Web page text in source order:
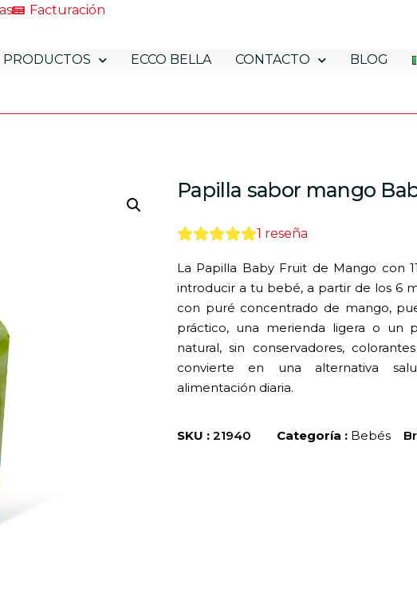
Facturación
PRODUCTOS ECCO BELLA CONTACTO BLOG
Papilla sabor mango
1 reseña
La Papilla Baby Fruit de Mango con
introducir a tu bebé, a partir de los 6
con puré concentrado de mango,
práctico, una merienda ligera o un
natural, sin conservadores,
convierte en una alternativa
alimentación diaria.
SKU : 21940 Categoría : Bebés